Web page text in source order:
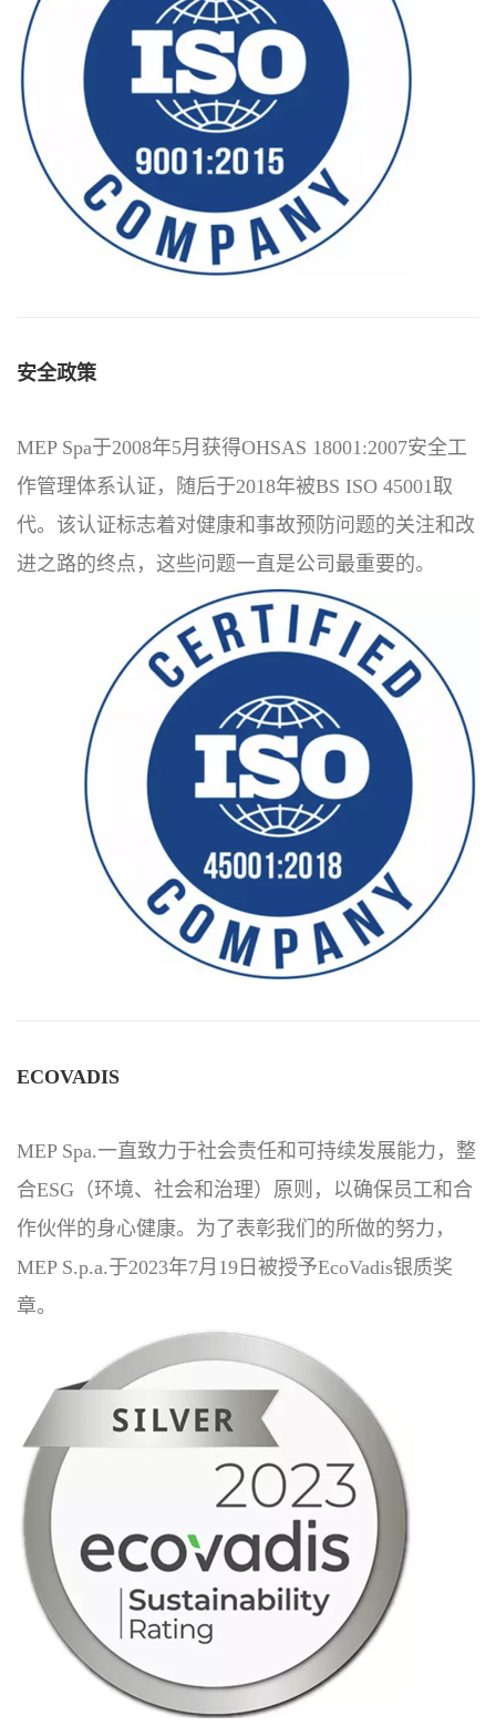
安全政策
MEP Spa于2008年5月获得OHSAS 18001:2007安全工
作管理体系认证，随后于2018年被BS ISO 45001取
代。该认证标志着对健康和事故预防问题的关注和改
进之路的终点，这些问题一直是公司最重要的。
ECOVADIS
MEP Spa.一直致力于社会责任和可持续发展能力，整
合ESG（环境、社会和治理）原则，以确保员工和合
作伙伴的身心健康。为了表彰我们的所做的努力，
MEP S.p.a.于2023年7月19日被授予EcoVadis银质奖
章。